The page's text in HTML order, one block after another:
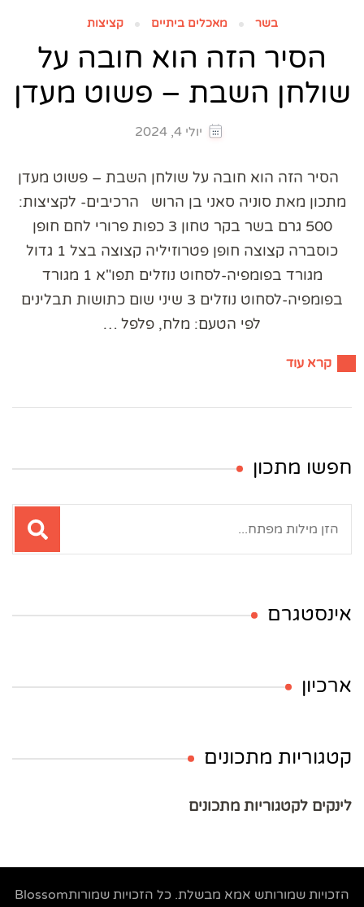
בשר מאכלים ביתיים קציצות
הסיר הזה הוא חובה על
שולחן השבת – פשוט מעדן
יולי 4, 2024
הסיר הזה הוא חובה על שולחן השבת – פשוט מעדן
מתכון מאת סוניה סאני בן הרוש הרכיבים- לקציצות:
500 גרם בשר בקר טחון 3 כפות פרורי לחם חופן
כוסברה קצוצה חופן פטרוזיליה קצוצה בצל 1 גדול
מגורד בפומפיה-לסחוט נוזלים תפו"א 1 מגורד
בפומפיה-לסחוט נוזלים 3 שיני שום כתושות תבלינים
לפי הטעם: מלח, פלפל …
קרא עוד
חפשו מתכון
אינסטגרם
ארכיון
קטגוריות מתכונים
לינקים לקטגוריות מתכונים
הזכויות שמורותש אמא מבשלת. כל הזכויות שמורותBlossom